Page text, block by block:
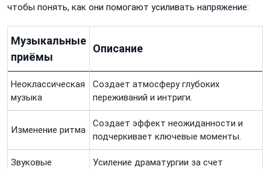
чтобы понять, как они помогают усиливать напряжение:
Музыкальные
приёмы
Описание
Неоклассическая
музыка
Создает атмосферу глубоких
переживаний и интриги.
Изменение ритма
Создает эффект неожиданности и
подчеркивает ключевые моменты.
Звуковые Усиление драматургии за счет